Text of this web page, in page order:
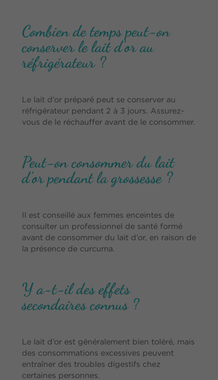
Combien de temps peut-on
conserver le lait d’or au
réfrigérateur ?
Le lait d’or préparé peut se conserver au
réfrigérateur pendant 2 à 3 jours. Assurez-
vous de le réchauffer avant de le consommer.
Peut-on consommer du lait
d’or pendant la grossesse ?
Il est conseillé aux femmes enceintes de
consulter un professionnel de santé formé
avant de consommer du lait d’or, en raison de
la présence de curcuma.
Y a-t-il des effets
secondaires connus ?
Le lait d’or est généralement bien toléré, mais
des consommations excessives peuvent
entraîner des troubles digestifs chez
certaines personnes.